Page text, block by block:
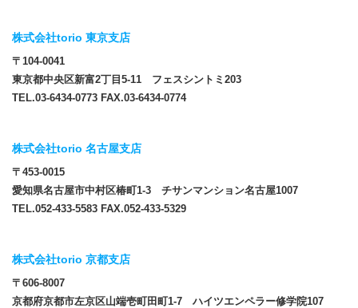
株式会社torio 東京支店
〒104-0041
東京都中央区新富2丁目5-11 フェスシントミ203
TEL.03-6434-0773 FAX.03-6434-0774
株式会社torio 名古屋支店
〒453-0015
愛知県名古屋市中村区椿町1-3 チサンマンション名古屋1007
TEL.052-433-5583 FAX.052-433-5329
株式会社torio 京都支店
〒606-8007
京都府京都市左京区山端壱町田町1-7 ハイツエンペラー修学院107